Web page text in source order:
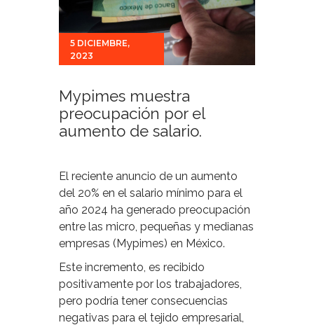
Noticias
Para ti
5 DICIEMBRE,
2023
Mypimes muestra
preocupación por el
aumento de salario.
El reciente anuncio de un aumento
del 20% en el salario mínimo para el
año 2024 ha generado preocupación
entre las micro, pequeñas y medianas
empresas (Mypimes) en México.
Este incremento, es recibido
positivamente por los trabajadores,
pero podría tener consecuencias
negativas para el tejido empresarial,